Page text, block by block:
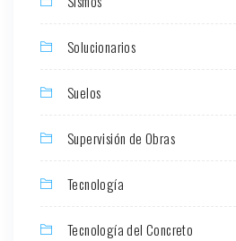
Solucionarios
Suelos
Supervisión de Obras
Tecnología
Tecnología del Concreto